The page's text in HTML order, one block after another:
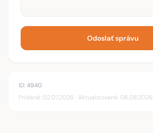
Odoslať správu
ID: 4940
Pridané: 02.07.2026 · Aktualizované: 06.08.2026